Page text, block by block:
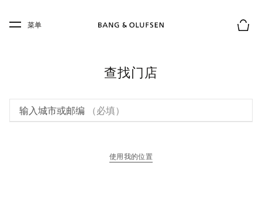
Skip to main footer
菜单
查找门店
输入城市或邮编 （必填）
使用我的位置